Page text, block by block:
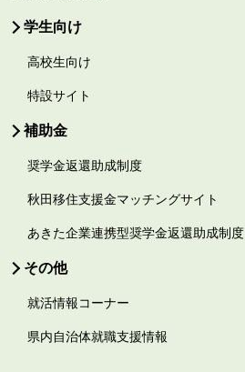
学生向け
高校生向け
特設サイト
補助金
奨学金返還助成制度
秋田移住支援金マッチングサイト
あきた企業連携型奨学金返還助成制度
その他
就活情報コーナー
県内自治体就職支援情報